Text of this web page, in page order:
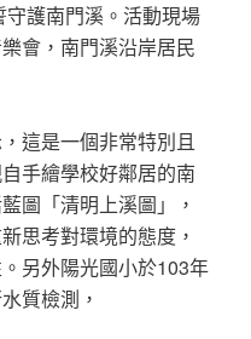
護南門溪。活動現場
會，南門溪沿岸居民
這是一個非常特別且
手繪學校好鄰居的南
圖「清明上溪圖」，
思考對環境的態度，
另外陽光國小於103年
質檢測，